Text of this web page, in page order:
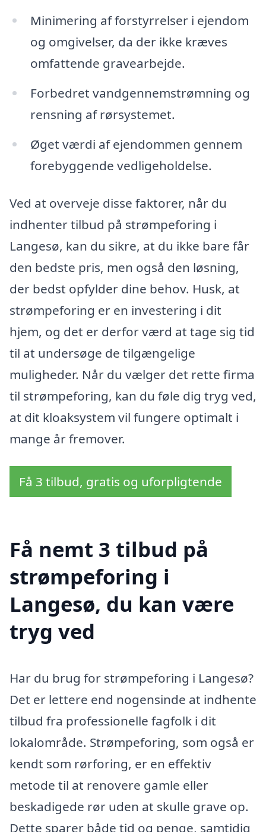
Minimering af forstyrrelser i ejendom
og omgivelser, da der ikke kræves
omfattende gravearbejde.
Forbedret vandgennemstrømning og
rensning af rørsystemet.
Øget værdi af ejendommen gennem
forebyggende vedligeholdelse.
Ved at overveje disse faktorer, når du
indhenter tilbud på strømpeforing i
Langesø, kan du sikre, at du ikke bare får
den bedste pris, men også den løsning,
der bedst opfylder dine behov. Husk, at
strømpeforing er en investering i dit
hjem, og det er derfor værd at tage sig tid
til at undersøge de tilgængelige
muligheder. Når du vælger det rette firma
til strømpeforing, kan du føle dig tryg ved,
at dit kloaksystem vil fungere optimalt i
mange år fremover.
Få 3 tilbud, gratis og uforpligtende
Få nemt 3 tilbud på
strømpeforing i
Langesø, du kan være
tryg ved
Har du brug for strømpeforing i Langesø?
Det er lettere end nogensinde at indhente
tilbud fra professionelle fagfolk i dit
lokalområde. Strømpeforing, som også er
kendt som rørforing, er en effektiv
metode til at renovere gamle eller
beskadigede rør uden at skulle grave op.
Dette sparer både tid og penge, samtidig